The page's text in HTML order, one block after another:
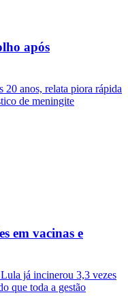
após
20 anos, relata piora rápida
de meningite
em vacinas e
já incinerou 3,3 vezes
que toda a gestão